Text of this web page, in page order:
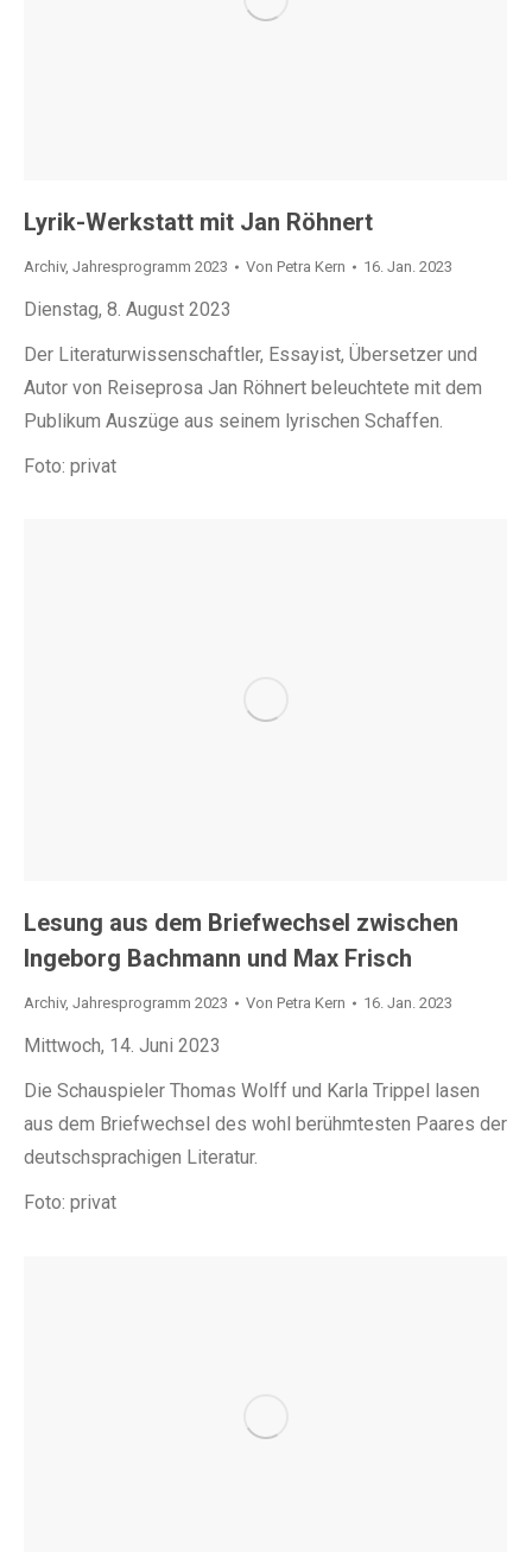
Lyrik-Werkstatt mit Jan Röhnert
Archiv, Jahresprogramm 2023 Von Petra Kern 16. Jan. 2023
Dienstag, 8. August 2023
Der Literaturwissenschaftler, Essayist, Übersetzer und
Autor von Reiseprosa Jan Röhnert beleuchtete mit dem
Publikum Auszüge aus seinem lyrischen Schaffen.
Foto: privat
Lesung aus dem Briefwechsel zwischen
Ingeborg Bachmann und Max Frisch
Archiv, Jahresprogramm 2023 Von Petra Kern 16. Jan. 2023
Mittwoch, 14. Juni 2023
Die Schauspieler Thomas Wolff und Karla Trippel lasen
aus dem Briefwechsel des wohl berühmtesten Paares der
deutschsprachigen Literatur.
Foto: privat